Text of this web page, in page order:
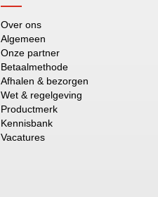
Over ons
Algemeen
Onze partner
Betaalmethode
Afhalen & bezorgen
Wet & regelgeving
Productmerk
Kennisbank
Vacatures